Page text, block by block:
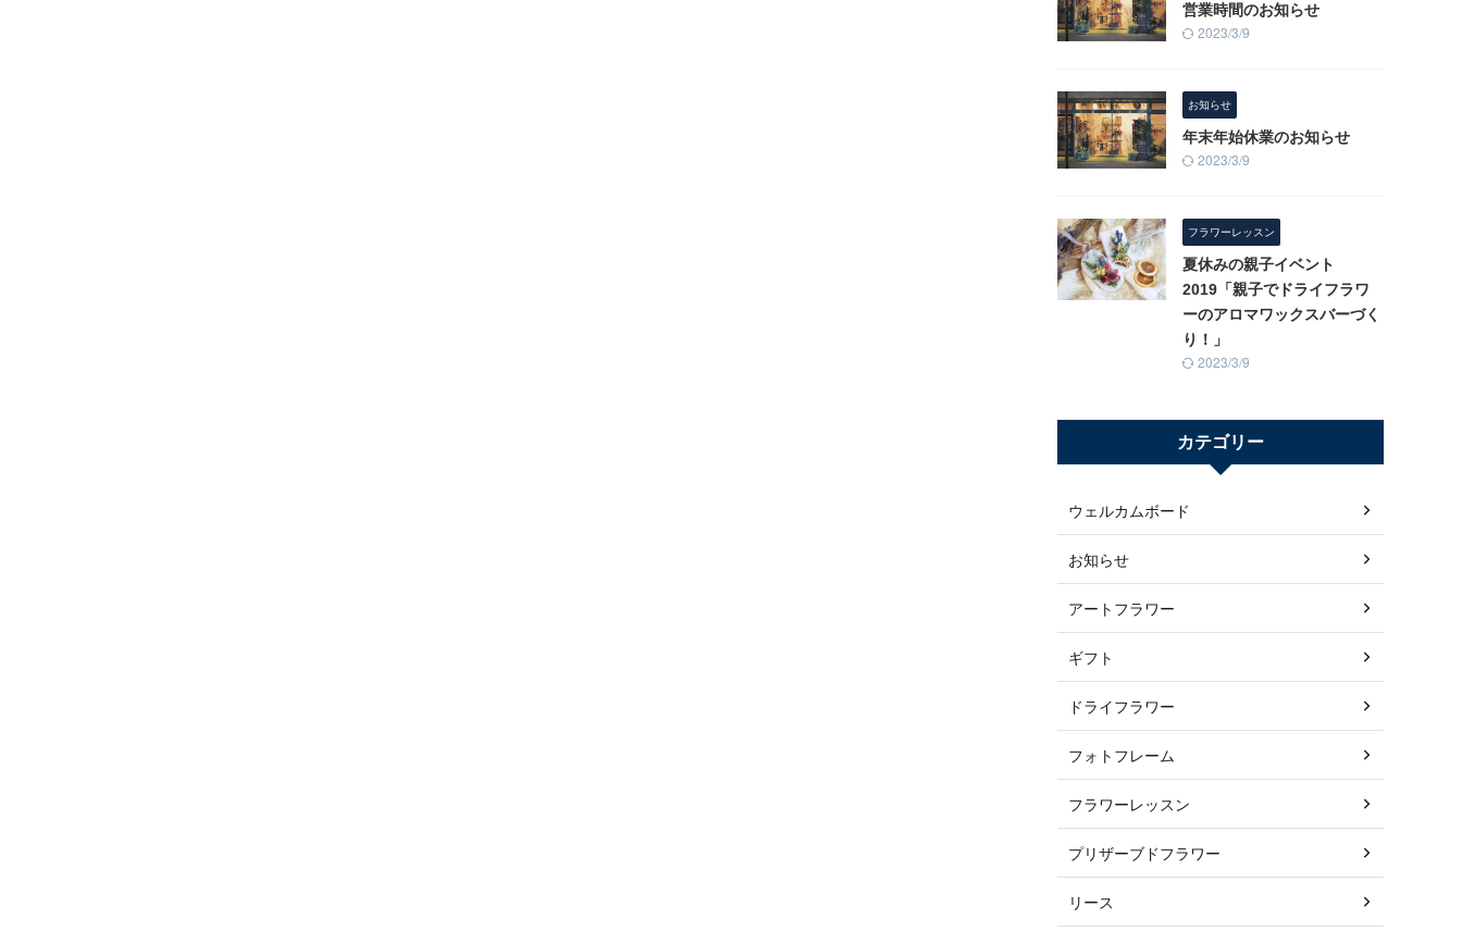
営業時間のお知らせ
2023/3/9
お知らせ
年末年始休業のお知らせ
2023/3/9
フラワーレッスン
夏休みの親子イベント
2019「親子でドライフラワ
ーのアロマワックスバーづく
り！」
2023/3/9
カテゴリー
ウェルカムボード
お知らせ
アートフラワー
ギフト
ドライフラワー
フォトフレーム
フラワーレッスン
プリザーブドフラワー
リース